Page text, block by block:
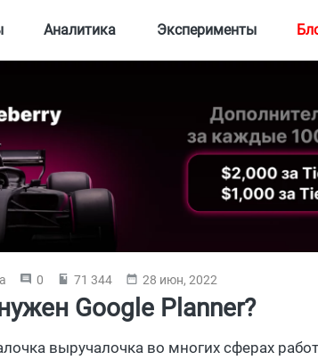
Аналитика Эксперименты
0 71 344 28 июн, 2022
Google Planner?
выручалочка во многих сферах